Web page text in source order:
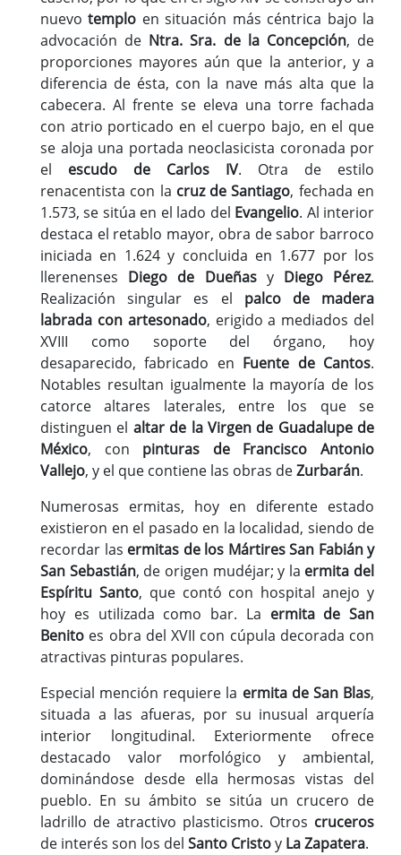
nuevotemplo en situación más céntrica bajo la
advocación de Ntra. Sra. de la Concepción, de
proporciones mayores aún que la anterior, y a
diferencia de ésta, con la nave más alta que la
cabecera. Al frente se eleva una torre fachada
con atrio porticado en el cuerpo bajo, en el que
se aloja una portada neoclasicista coronada por
el escudo de Carlos IV. Otra de estilo
renacentista con la cruz de Santiago, fechada en
1.573, se sitúa en el lado del Evangelio. Al interior
destaca el retablo mayor, obra de sabor barroco
iniciada en 1.624 y concluida en 1.677 por los
llerenenses Diego de Dueñasy Diego Pérez.
Realización singular es el palco de madera
labrada con artesonado, erigido a mediados del
XVIII como soporte del órgano, hoy
desaparecido, fabricado en Fuente de Cantos.
Notables resultan igualmente la mayoría de los
catorce altares laterales, entre los que se
distinguen el altar de la Virgen de Guadalupe de
México, con pinturas de Francisco Antonio
Vallejo, y el que contiene las obras deZurbarán.
Numerosas ermitas, hoy en diferente estado
existieron en el pasado en la localidad, siendo de
recordar las ermitas de los Mártires San Fabián y
San Sebastián, de origen mudéjar; y la ermita del
Espíritu Santo, que contó con hospital anejo y
hoy es utilizada como bar. La ermita de San
Benito es obra del XVII con cúpula decorada con
atractivas pinturas populares.
Especial mención requiere la ermita de San Blas,
situada a las afueras, por su inusual arquería
interior longitudinal. Exteriormente ofrece
destacado valor morfológico y ambiental,
dominándose desde ella hermosas vistas del
pueblo. En su ámbito se sitúa un crucero de
ladrillo de atractivo plasticismo. Otros cruceros
de interés son los del Santo Cristoy La Zapatera.